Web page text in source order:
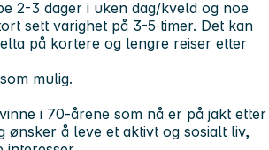
2-3 dager i uken dag/kveld og noe
sett varighet på 3-5 timer. Det kan
på kortere og lengre reiser etter
mulig.
i 70-årene som nå er på jakt etter
ønsker å leve et aktivt og sosialt liv,